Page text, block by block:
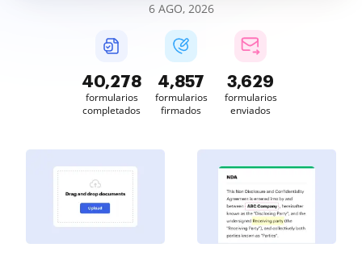
6 AGO, 2026
40,279
formularios
completados
4,857
formularios
firmados
3,629
formularios
enviados